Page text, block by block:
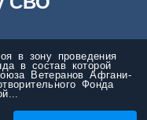
в зону про­ве­де­ния
в состав кото­рой
Вете­ра­нов Афга­ни­
Фон­да